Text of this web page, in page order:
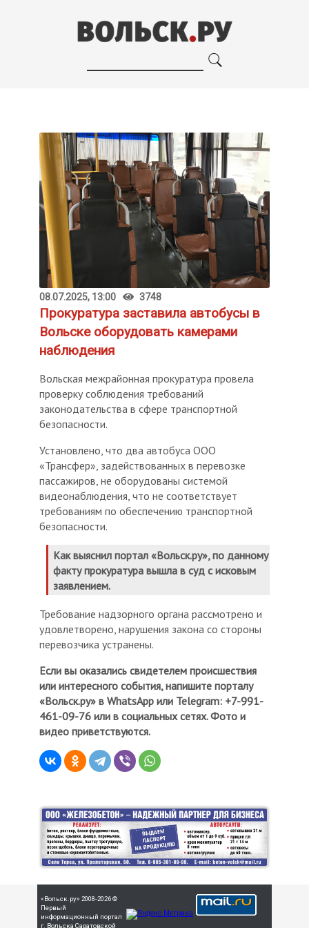
08.07.2025, 13:00 3748
Прокуратура заставила автобусы в
Вольске оборудовать камерами
наблюдения
Вольская межрайонная прокуратура провела
проверку соблюдения требований
законодательства в сфере транспортной
безопасности.
Установлено, что два автобуса ООО
«Трансфер», задействованных в перевозке
пассажиров, не оборудованы системой
видеонаблюдения, что не соответствует
требованиям по обеспечению транспортной
безопасности.
Как выяснил портал «Вольск.ру», по данному
факту прокуратура вышла в суд с исковым
заявлением.
Требование надзорного органа рассмотрено и
удовлетворено, нарушения закона со стороны
перевозчика устранены.
Если вы оказались свидетелем происшествия
или интересного события, напишите порталу
«Вольск.ру» в WhatsApp или Telegram: +7-991-
461-09-76 или в социальных сетях. Фото и
видео приветствуются.
«Вольск.ру» 2008-2026 ©
Первый
информационный портал
г. Вольска Саратовской